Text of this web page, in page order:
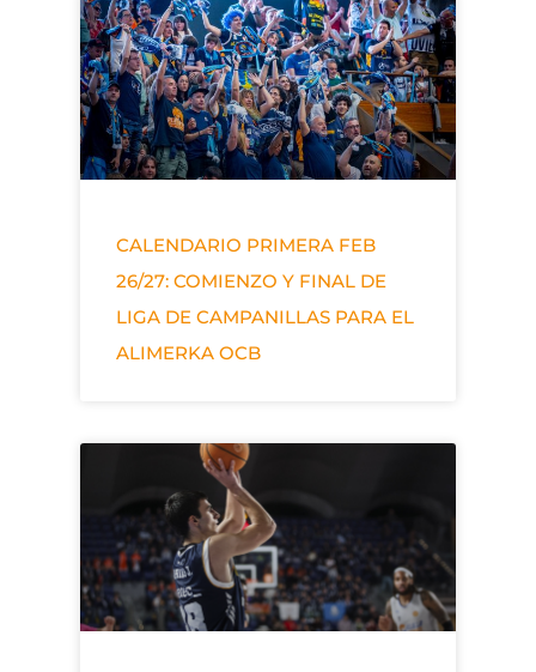
CALENDARIO PRIMERA FEB
26/27: COMIENZO Y FINAL DE
LIGA DE CAMPANILLAS PARA EL
ALIMERKA OCB